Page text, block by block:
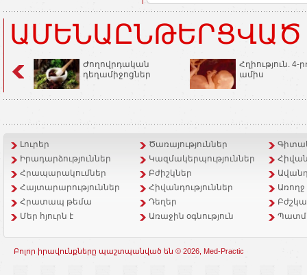
Ժողովրդական
դեղամիջոցներ
Հղիություն. 4-
ամիս
Լուրեր Ծառայություններ
Իրադարձություններ
Կազմակերպություններ
Հրապարակումներ
Բժիշկներ
Հայտարարություններ
Հիվանդություններ
Հրատապ թեմա
Դեղեր
Մեր հյուրն է
Առաջին օգնություն
Բոլոր իրավունքները պաշտպանված են © 2026, Med-Practic